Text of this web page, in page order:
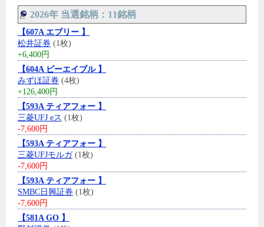
2026年 当選銘柄：11銘柄
【607A エブリー 】
松井証券 (1枚)
+6,400円
【604A ビーエイブル 】
みずほ証券 (4枚)
+126,400円
【593A ティアフォー 】
三菱UFJ eス (1枚)
-7,600円
【593A ティアフォー 】
三菱UFJモルガ(1枚)
-7,600円
【593A ティアフォー 】
SMBC日興証券 (1枚)
-7,600円
【581A GO 】